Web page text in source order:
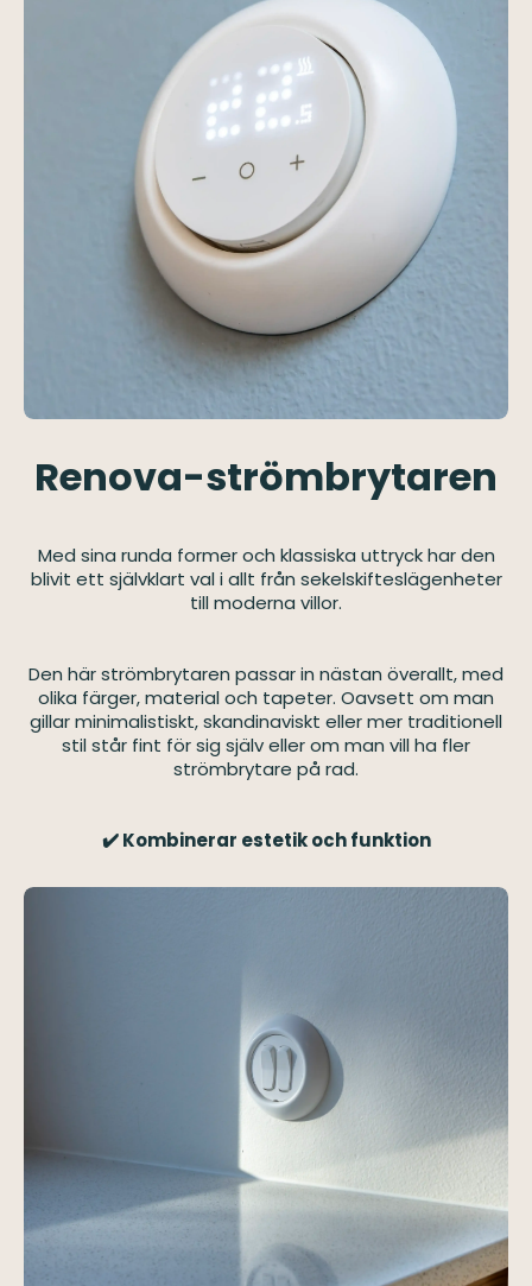
Renova-strömbrytaren
Med sina runda former och klassiska uttryck har den
blivit ett självklart val i allt från sekelskifteslägenheter
till moderna villor.
Den här strömbrytaren passar in nästan överallt, med
olika färger, material och tapeter. Oavsett om man
gillar minimalistiskt, skandinaviskt eller mer traditionell
stil står fint för sig själv eller om man vill ha fler
strömbrytare på rad.
✔️ Kombinerar estetik och funktion